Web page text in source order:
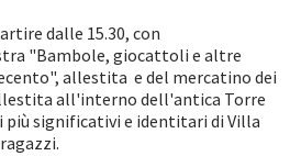
dalle 15.30, con
"Bambole, giocattoli e altre
allestita e del mercatino dei
all'interno dell'antica Torre
più significativi e identitari di Villa